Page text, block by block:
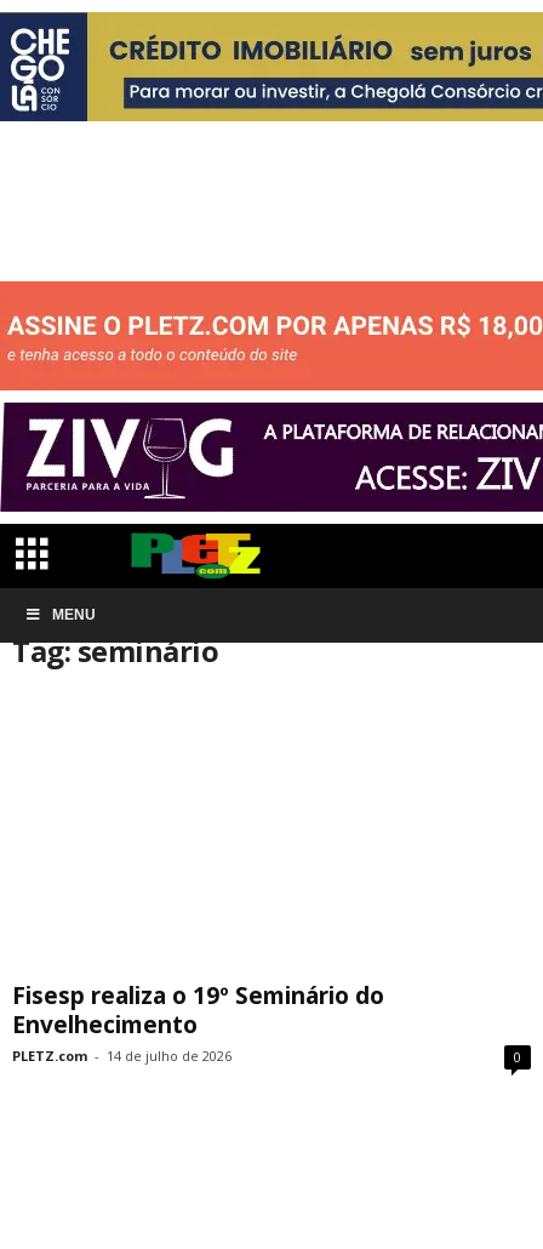
MENU
Início Tags
Tag: seminário
Fisesp realiza o 19º Seminário do
Envelhecimento
PLETZ.com - 14 de julho de 2026 0